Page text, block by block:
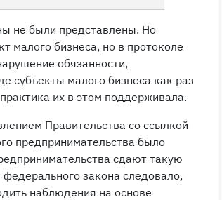
не были представлены. Но
малого бизнеса, но в протоколе
обязанности,
субъекты малого бизнеса как раз
их в этом поддерживала.
Правительства со ссылкой
предпринимательства было
сдают такую
закона следовало,
наблюдения на основе